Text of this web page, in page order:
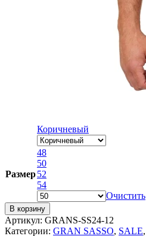
Коричневый
Размер
48
50
52
54
Очистить
В корзину
Артикул: GRANS-SS24-12
Категории: GRAN SASSO, SALE,